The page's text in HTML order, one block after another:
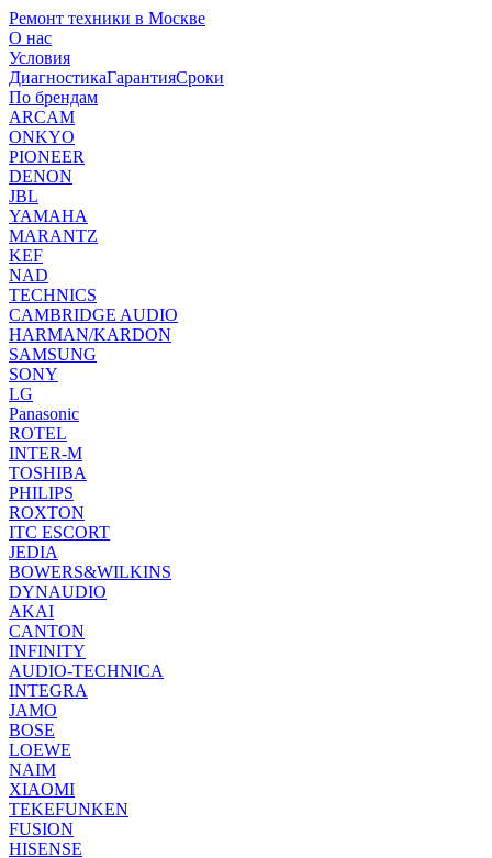
Ремонт техники в Москве
О нас
Условия
ДиагностикаГарантияСроки
По брендам
ARCAM
ONKYO
PIONEER
DENON
JBL
YAMAHA
MARANTZ
KEF
NAD
TECHNICS
CAMBRIDGE AUDIO
HARMAN/KARDON
SAMSUNG
SONY
LG
Panasonic
ROTEL
INTER-M
TOSHIBA
PHILIPS
ROXTON
ITC ESCORT
JEDIA
BOWERS&WILKINS
DYNAUDIO
AKAI
CANTON
INFINITY
AUDIO-TECHNICA
INTEGRA
JAMO
BOSE
LOEWE
NAIM
XIAOMI
TEKEFUNKEN
FUSION
HISENSE